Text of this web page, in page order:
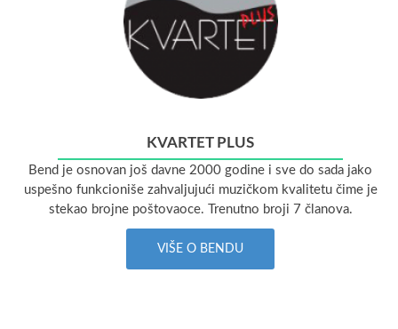
KVARTET PLUS
Bend je osnovan još davne 2000 godine i sve do sada jako
uspešno funkcioniše zahvaljujući muzičkom kvalitetu čime je
stekao brojne poštovaoce. Trenutno broji 7 članova.
VIŠE O BENDU